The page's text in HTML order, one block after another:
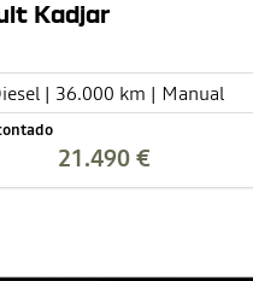
Kadjar
| 36.000 km | Manual
21.490 €